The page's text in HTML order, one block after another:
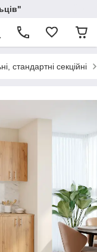
стандартні секційні